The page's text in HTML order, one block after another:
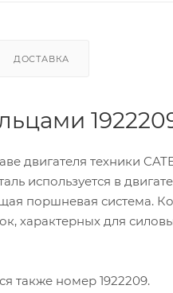
ДОСТАВКА
двигателя техники
используется в
поршневая система.
характерных для
также номер 1922209.